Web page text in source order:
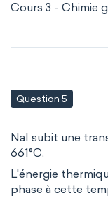
Cours 3 - Chimie
Question 5
NaI subit une
661°C.
L'énergie
phase à cette